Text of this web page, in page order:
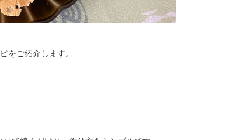
をご紹介します。